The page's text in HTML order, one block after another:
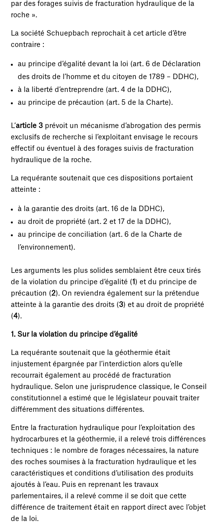
par des forages suivis de fracturation hydraulique de la
roche ».
La société Schuepbach reprochait à cet article d’être
contraire :
au principe d’égalité devant la loi (art. 6 de Déclaration
des droits de l’homme et du citoyen de 1789 – DDHC),
à la liberté d’entreprendre (art. 4 de la DDHC),
au principe de précaution (art. 5 de la Charte).
L’article 3 prévoit un mécanisme d’abrogation des permis
exclusifs de recherche si l’exploitant envisage le recours
effectif ou éventuel à des forages suivis de fracturation
hydraulique de la roche.
La requérante soutenait que ces dispositions portaient
atteinte :
à la garantie des droits (art. 16 de la DDHC),
au droit de propriété (art. 2 et 17 de la DDHC),
au principe de conciliation (art. 6 de la Charte de
l’environnement).
Les arguments les plus solides semblaient être ceux tirés
de la violation du principe d’égalité (1 ) et du principe de
précaution (2). On reviendra également sur la prétendue
atteinte à la garantie des droits (3) et au droit de propriété
(4).
1. Sur la violation du principe d’égalité
La requérante soutenait que la géothermie était
injustement épargnée par l’interdiction alors qu’elle
recourrait également au procédé de fracturation
hydraulique. Selon une jurisprudence classique, le Conseil
constitutionnel a estimé que le législateur pouvait traiter
différemment des situations différentes.
Entre la fracturation hydraulique pour l’exploitation des
hydrocarbures et la géothermie, il a relevé trois différences
techniques : le nombre de forages nécessaires, la nature
des roches soumises à la fracturation hydraulique et les
caractéristiques et conditions d’utilisation des produits
ajoutés à l’eau. Puis en reprenant les travaux
parlementaires, il a relevé comme il se doit que cette
différence de traitement était en rapport direct avec l’objet
de la loi.